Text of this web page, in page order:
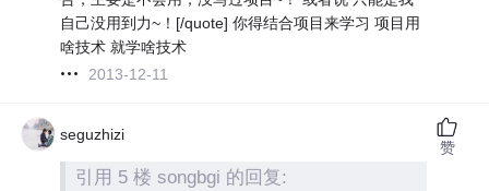
自己没用到力~！[/quote] 你得结合项目来学习 项目用
啥技术 就学啥技术
2013-12-11
seguzhizi
引用 5 楼 songbgi 的回复:
赞